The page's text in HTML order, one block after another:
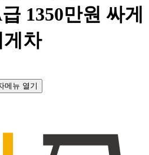
1350만원 싸게
게차
메뉴 열기